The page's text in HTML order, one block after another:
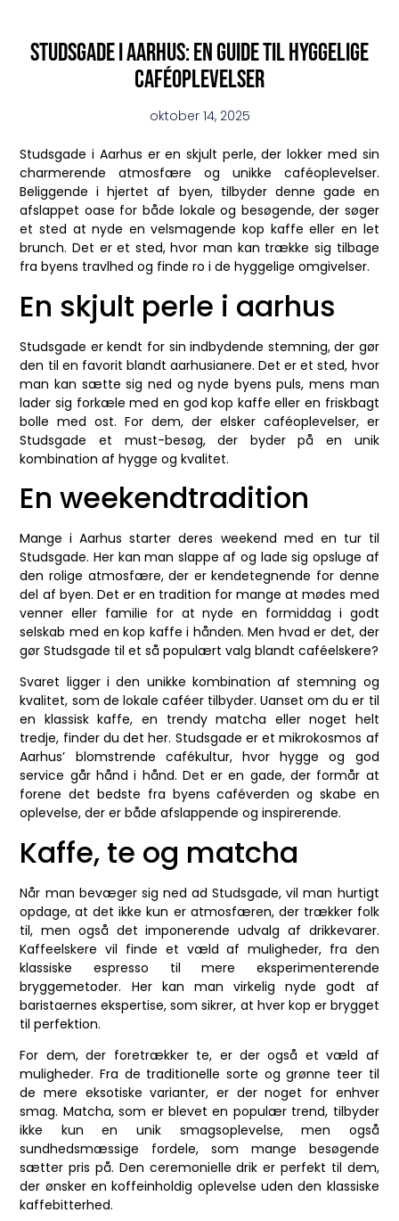
Studsgade i Aarhus: en guide til hyggelige
caféoplevelser
oktober 14, 2025
Studsgade i Aarhus er en skjult perle, der lokker med sin
charmerende atmosfære og unikke caféoplevelser.
Beliggende i hjertet af byen, tilbyder denne gade en
afslappet oase for både lokale og besøgende, der søger
et sted at nyde en velsmagende kop kaffe eller en let
brunch. Det er et sted, hvor man kan trække sig tilbage
fra byens travlhed og finde ro i de hyggelige omgivelser.
En skjult perle i aarhus
Studsgade er kendt for sin indbydende stemning, der gør
den til en favorit blandt aarhusianere. Det er et sted, hvor
man kan sætte sig ned og nyde byens puls, mens man
lader sig forkæle med en god kop kaffe eller en friskbagt
bolle med ost. For dem, der elsker caféoplevelser, er
Studsgade et must-besøg, der byder på en unik
kombination af hygge og kvalitet.
En weekendtradition
Mange i Aarhus starter deres weekend med en tur til
Studsgade. Her kan man slappe af og lade sig opsluge af
den rolige atmosfære, der er kendetegnende for denne
del af byen. Det er en tradition for mange at mødes med
venner eller familie for at nyde en formiddag i godt
selskab med en kop kaffe i hånden. Men hvad er det, der
gør Studsgade til et så populært valg blandt caféelskere?
Svaret ligger i den unikke kombination af stemning og
kvalitet, som de lokale caféer tilbyder. Uanset om du er til
en klassisk kaffe, en trendy matcha eller noget helt
tredje, finder du det her. Studsgade er et mikrokosmos af
Aarhus’ blomstrende cafékultur, hvor hygge og god
service går hånd i hånd. Det er en gade, der formår at
forene det bedste fra byens caféverden og skabe en
oplevelse, der er både afslappende og inspirerende.
Kaffe, te og matcha
Når man bevæger sig ned ad Studsgade, vil man hurtigt
opdage, at det ikke kun er atmosfæren, der trækker folk
til, men også det imponerende udvalg af drikkevarer.
Kaffeelskere vil finde et væld af muligheder, fra den
klassiske espresso til mere eksperimenterende
bryggemetoder. Her kan man virkelig nyde godt af
baristaernes ekspertise, som sikrer, at hver kop er brygget
til perfektion.
For dem, der foretrækker te, er der også et væld af
muligheder. Fra de traditionelle sorte og grønne teer til
de mere eksotiske varianter, er der noget for enhver
smag. Matcha, som er blevet en populær trend, tilbyder
ikke kun en unik smagsoplevelse, men også
sundhedsmæssige fordele, som mange besøgende
sætter pris på. Den ceremonielle drik er perfekt til dem,
der ønsker en koffeinholdig oplevelse uden den klassiske
kaffebitterhed.